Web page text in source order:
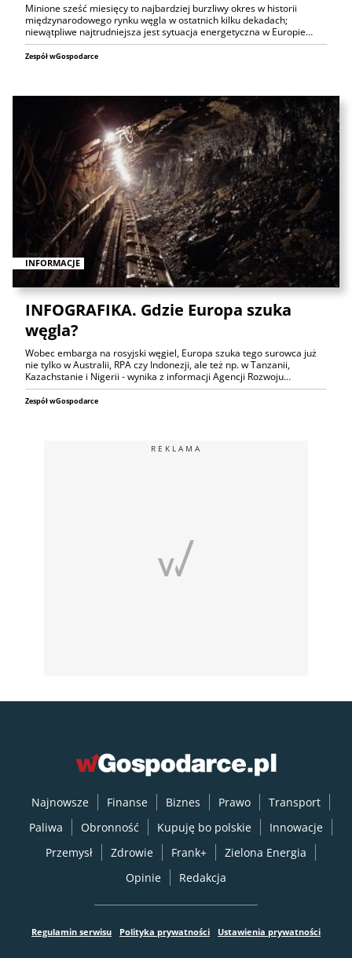
Minione sześć miesięcy to najbardziej burzliwy okres w historii
międzynarodowego rynku węgla w ostatnich kilku dekadach;
niewątpliwe najtrudniejsza jest sytuacja energetyczna w Europie…
Zespół wGospodarce
INFORMACJE
INFOGRAFIKA. Gdzie Europa szuka
węgla?
Wobec embarga na rosyjski węgiel, Europa szuka tego surowca już
nie tylko w Australii, RPA czy Indonezji, ale też np. w Tanzanii,
Kazachstanie i Nigerii - wynika z informacji Agencji Rozwoju…
Zespół wGospodarce
REKLAMA
Najnowsze Finanse Biznes Prawo
Transport
Paliwa
Obronność Kupuję bo polskie
Innowacje
Przemysł
Zdrowie Frank+
Zielona Energia
Opinie
Redakcja
Regulamin serwisu Polityka prywatności Ustawienia prywatności